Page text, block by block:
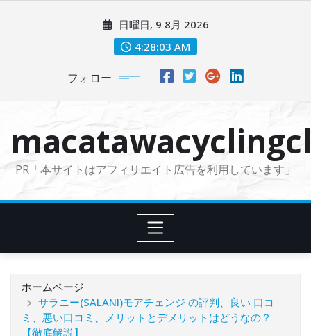
に
日曜日, 9 8月 2026
4:28:04 AM
フォロー
PR「本サイトはアフィリエイト広告を利用しています」
ホームページ
サラニー(SALANI)モアチェンジ の評判、良い 口コ
ミ、悪い口コミ、メリットとデメリットはどうなの？
【徹底解説】